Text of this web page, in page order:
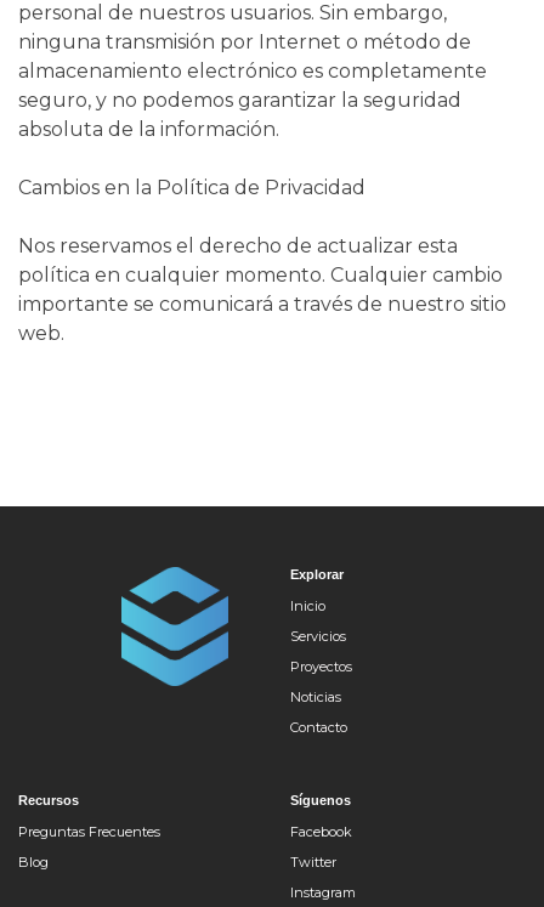
personal de nuestros usuarios. Sin embargo,
ninguna transmisión por Internet o método de
almacenamiento electrónico es completamente
seguro, y no podemos garantizar la seguridad
absoluta de la información.
Cambios en la Política de Privacidad
Nos reservamos el derecho de actualizar esta
política en cualquier momento. Cualquier cambio
importante se comunicará a través de nuestro sitio
web.
Explorar
Inicio
Servicios
Proyectos
Noticias
Contacto
Recursos
Preguntas Frecuentes
Blog
Síguenos
Facebook
Twitter
Instagram